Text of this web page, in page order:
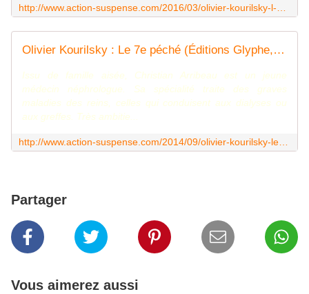
Olivier Kourilsky : Le 7e péché (Éditions Glyphe, 2014) - Le blog de Claude LE NOCHER
Issu de famille aisée, Christian Arribeau est un jeune
médecin néphrologue. Sa spécialité traite des graves
maladies des reins, celles qui conduisent aux dialyses ou
aux greffes. Très ambitie...
Partager
Vous aimerez aussi